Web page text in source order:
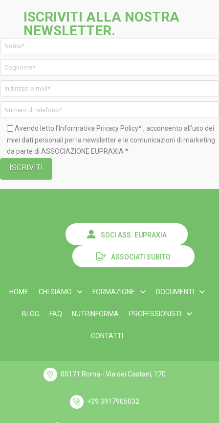
ISCRIVITI ALLA NOSTRA
NEWSLETTER.
Avendo letto l'Informativa Privacy Policy*, acconsento all'uso dei
miei dati personali per la newsletter e le comunicazioni di marketing
da parte di ASSOCIAZIONE EUPRAXIA *
SOCI ASS. EUPRAXIA
ASSOCIATI SUBITO
HOME CHI SIAMO FORMAZIONE DOCUMENTI
BLOG FAQ NUTRINFORMA PROFESSIONISTI
CONTATTI
00171 Roma - Via dei Castani, 170
+39 3917905032